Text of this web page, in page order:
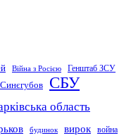
Війна з Росією Генштаб ЗСУ
СБУ
область
будинок вирок война